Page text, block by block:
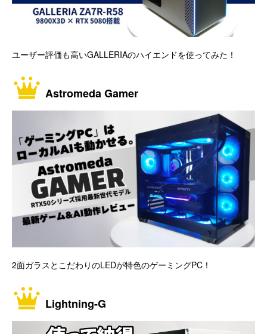
ユーザー評価も高いGALLERIAのハイエンドを使ってみた！
Astromeda Gamer
2面ガラスとこだわりのLEDが特色のゲーミングPC！
Lightning-G